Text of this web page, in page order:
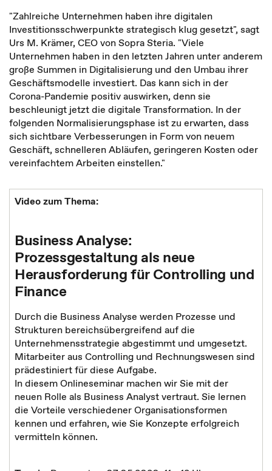
"Zahlreiche Unternehmen haben ihre digitalen
Investitionsschwerpunkte strategisch klug gesetzt", sagt
Urs M. Krämer, CEO von Sopra Steria. "Viele
Unternehmen haben in den letzten Jahren unter anderem
große Summen in Digitalisierung und den Umbau ihrer
Geschäftsmodelle investiert. Das kann sich in der
Corona-Pandemie positiv auswirken, denn sie
beschleunigt jetzt die digitale Transformation. In der
folgenden Normalisierungsphase ist zu erwarten, dass
sich sichtbare Verbesserungen in Form von neuem
Geschäft, schnelleren Abläufen, geringeren Kosten oder
vereinfachtem Arbeiten einstellen."
Video zum Thema:
Business Analyse:
Prozessgestaltung als neue
Herausforderung für Controlling und
Finance
Durch die Business Analyse werden Prozesse und
Strukturen bereichsübergreifend auf die
Unternehmensstrategie abgestimmt und umgesetzt.
Mitarbeiter aus Controlling und Rechnungswesen sind
prädestiniert für diese Aufgabe.
In diesem Onlineseminar machen wir Sie mit der
neuen Rolle als Business Analyst vertraut. Sie lernen
die Vorteile verschiedener Organisationsformen
kennen und erfahren, wie Sie Konzepte erfolgreich
vermitteln können.